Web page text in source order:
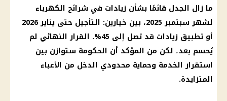
ما زال الجدل قائمًا بشأن زيادات في شرائح الكهرباء
لشهر سبتمبر 2025، بين خيارين: التأجيل حتى يناير 2026
أو تطبيق زيادات قد تصل إلى 45%.
القرارالنهائي لم
يُحسم بعد، لكن من المؤكد أن الحكومة ستوازن بين
استقرار الخدمة وحماية محدودي الدخل من الأعباء
المتزايدة.